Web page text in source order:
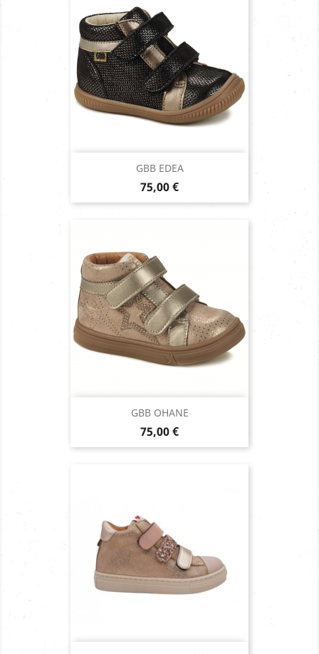
GBB EDEA
Prix
75,00 €
GBB OHANE
Prix
75,00 €